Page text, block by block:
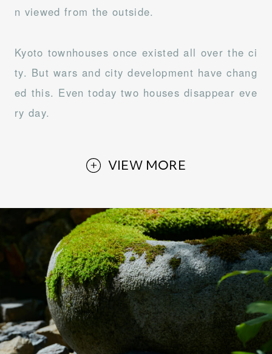
n viewed from the outside.
Kyoto townhouses once existed all over the ci
ty. But wars and city development have chang
ed this. Even today two houses disappear eve
ry day.
VIEW MORE